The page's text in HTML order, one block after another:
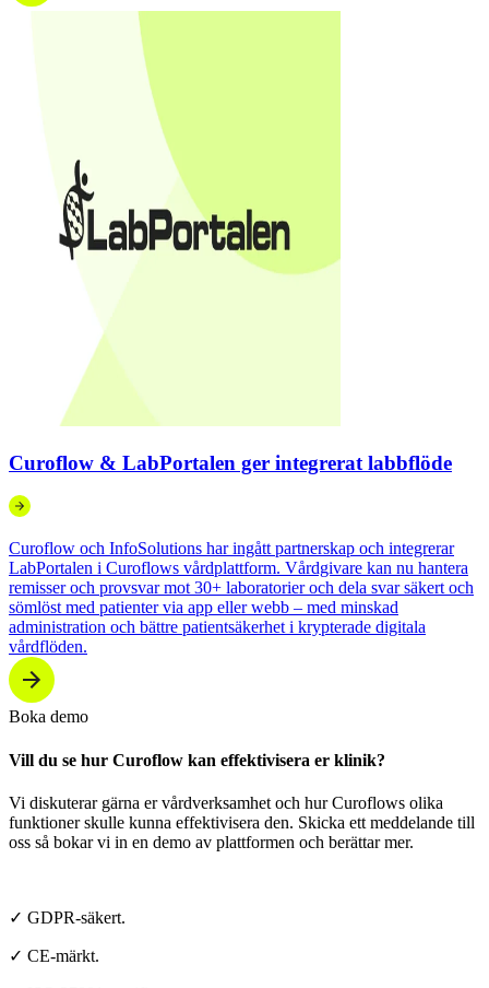
Curoflow & LabPortalen ger integrerat labbflöde
Curoflow och InfoSolutions har ingått partnerskap och integrerar
LabPortalen i Curoflows vårdplattform. Vårdgivare kan nu hantera
remisser och provsvar mot 30+ laboratorier och dela svar säkert och
sömlöst med patienter via app eller webb – med minskad
administration och bättre patientsäkerhet i krypterade digitala
vårdflöden.
Boka demo
Vill du se hur Curoflow kan effektivisera er klinik?
Vi diskuterar gärna er vårdverksamhet och hur Curoflows olika
funktioner skulle kunna effektivisera den. Skicka ett meddelande till
oss så bokar vi in en demo av plattformen och berättar mer.
✓ GDPR-säkert.
✓ CE-märkt.